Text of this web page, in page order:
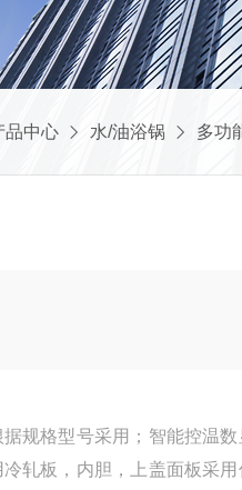
品中心 水/油浴锅 多功
规格型号采用；智能控温
轧板，内胆，上盖面板采